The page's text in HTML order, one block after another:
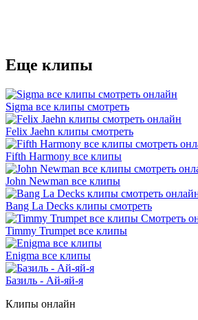
Еще клипы
Sigma все клипы смотреть
Felix Jaehn клипы смотреть
Fifth Harmony все клипы
John Newman все клипы
Bang La Decks клипы смотреть
Timmy Trumpet все клипы
Enigma все клипы
Базиль - Ай-яй-я
Клипы онлайн